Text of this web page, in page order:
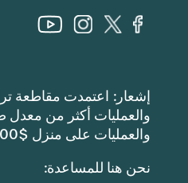
والعمليات على منزل $100,000 بحوالي $8.41 (ثمانية دولارات وواحد وأربعين سنتًا).
نحن هنا للمساعدة: